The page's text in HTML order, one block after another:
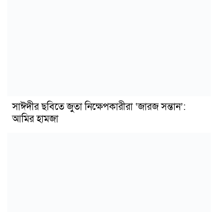
সাঈদীর ছবিতে জুতা নিক্ষেপকারীরা ‘জারজ সন্তান’:
আমির হামজা